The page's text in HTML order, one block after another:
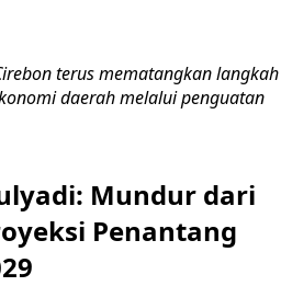
terus mematangkan langkah
daerah melalui penguatan
Mundur dari
Penantang